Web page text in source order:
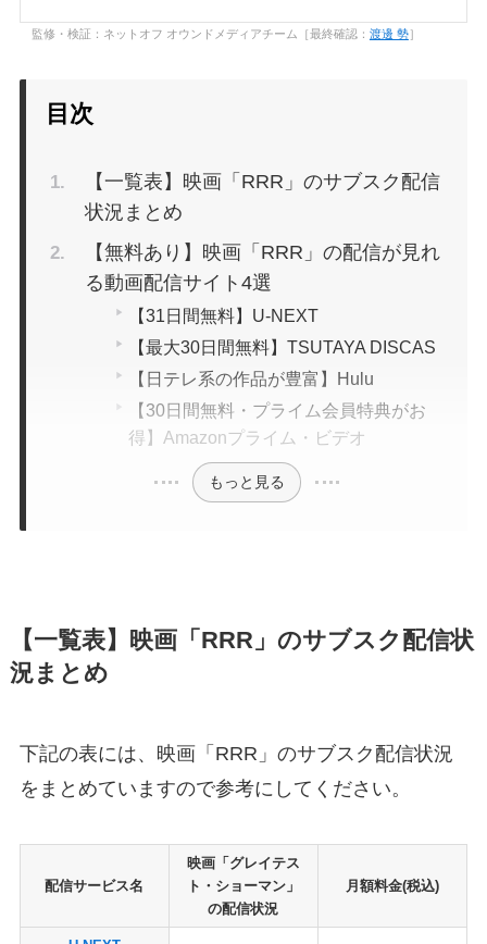
監修・検証：ネットオフ オウンドメディアチーム［最終確認： 渡邊 勢］
目次
【一覧表】映画「RRR」のサブスク配信
状況まとめ
【無料あり】映画「RRR」の配信が見れ
る動画配信サイト4選
【31日間無料】U-NEXT
【最大30日間無料】TSUTAYA DISCAS
【日テレ系の作品が豊富】Hulu
【30日間無料・プライム会員特典がお
得】Amazonプライム・ビデオ
もっと見る
【一覧表】映画「RRR」のサブスク配信状
況まとめ
下記の表には、映画「RRR」のサブスク配信状況
をまとめていますので参考にしてください。
配信サービス名
映画「グレイテス
ト・ショーマン」
の配信状況
月額料金(税込)